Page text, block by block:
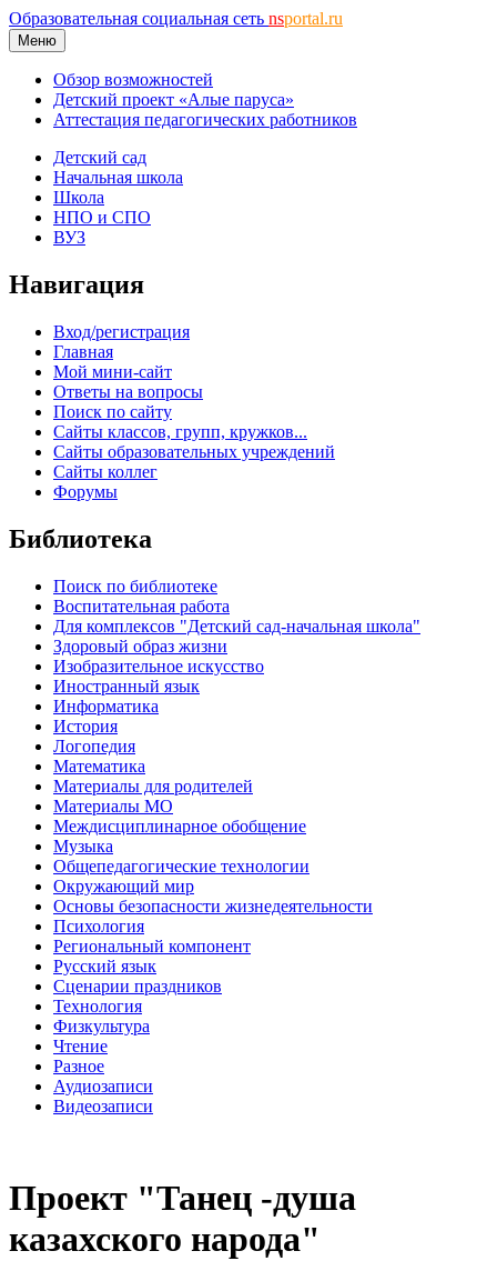
Образовательная социальная сеть nsportal.ru
Меню
Обзор возможностей
Детский проект «Алые паруса»
Аттестация педагогических работников
Детский сад
Начальная школа
Школа
НПО и СПО
ВУЗ
Навигация
Вход/регистрация
Главная
Мой мини-сайт
Ответы на вопросы
Поиск по сайту
Сайты классов, групп, кружков...
Сайты образовательных учреждений
Сайты коллег
Форумы
Библиотека
Поиск по библиотеке
Воспитательная работа
Для комплексов "Детский сад-начальная школа"
Здоровый образ жизни
Изобразительное искусство
Иностранный язык
Информатика
История
Логопедия
Математика
Материалы для родителей
Материалы МО
Междисциплинарное обобщение
Музыка
Общепедагогические технологии
Окружающий мир
Основы безопасности жизнедеятельности
Психология
Региональный компонент
Русский язык
Сценарии праздников
Технология
Физкультура
Чтение
Разное
Аудиозаписи
Видеозаписи
Проект "Танец -душа
казахского народа"